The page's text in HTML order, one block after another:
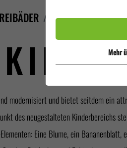
FREIBAD
modernisiert und bietet seitdem ein
des neugestalteten Kinderbereichs
Eine Blume, ein Bananenblatt,
Mehr